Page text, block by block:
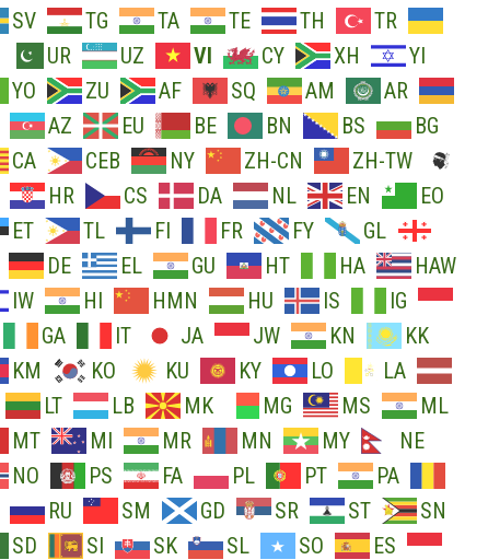
SV
TG TA TE TH
TR
UR UZ VI CY XH
YI
YO
ZU AF SQ AM
AR
AZ EU BE BN BS
BG
CA
CEB NY ZH-CN
ZH-TW
HR CS DA NL EN
EO
ET
TL FI FR FY
GL
DE EL GU HT HA
HAW
IW
HI HMN HU IS
IG
GA IT JA JW KN
KK
KM
KO KU KY LO
LA
LT LB MK MG MS
ML
MT
MI MR MN MY
NE
NO
PS FA PL PT
PA
RU SM GD SR ST
SN
SD
SI SK SL SO
ES